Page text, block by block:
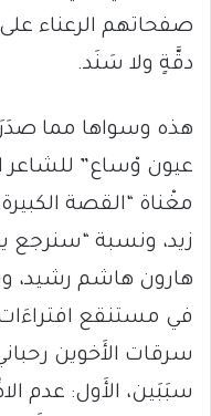
صفحاتهم الرعناء
دقَّةٍ ولا سَنَد.
هذه وسواها مما
عيون وْساع” للشاعر
مغْناة “القصة
زيد، ونسبة “سنرجع
هارون هاشم رشيد،
في مستنقع
سرقات الأَخوين
سبَبَين، الأَول: عدم